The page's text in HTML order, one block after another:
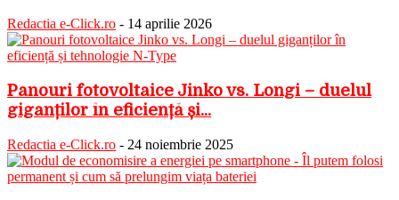
Redactia e-Click.ro - 14 aprilie 2026
Panouri fotovoltaice Jinko vs. Longi – duelul
giganților în eficiență și...
Redactia e-Click.ro - 24 noiembrie 2025